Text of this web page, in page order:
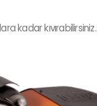
kadar kıvırabilirsiniz.